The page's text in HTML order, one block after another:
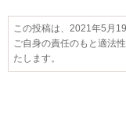
この投稿は、2021年5月
ご自身の責任のもと適法
たします。